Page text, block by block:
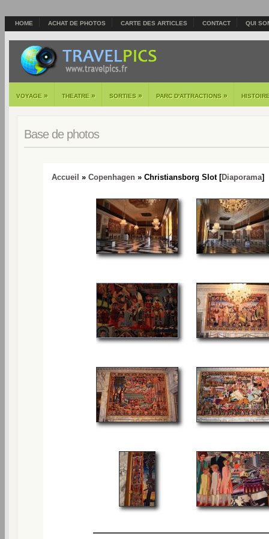
HOME ACHAT DE PHOTOS CARTE DES ARTICLES CONTACT QUI
VOYAGE » THEATRE » SORTIES » PARC D'ATTRACTIONS »
Base de photos
Accueil » Copenhagen » Christiansborg Slot [Diaporama]